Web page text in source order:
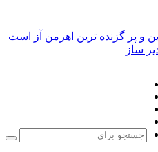
و پر گزنده ترین اهرمن آز است
ساز